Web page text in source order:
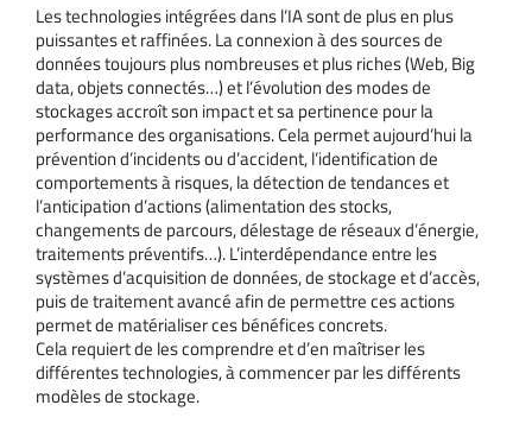
Les technologies intégrées dans l’IA sont de plus en plus
puissantes et raffinées. La connexion à des sources de
données toujours plus nombreuses et plus riches (Web, Big
data, objets connectés…) et l’évolution des modes de
stockages accroît son impact et sa pertinence pour la
performance des organisations. Cela permet aujourd’hui la
prévention d’incidents ou d’accident, l’identification de
comportements à risques, la détection de tendances et
l’anticipation d’actions (alimentation des stocks,
changements de parcours, délestage de réseaux d’énergie,
traitements préventifs…). L’interdépendance entre les
systèmes d’acquisition de données, de stockage et d’accès,
puis de traitement avancé afin de permettre ces actions
permet de matérialiser ces bénéfices concrets.
Cela requiert de les comprendre et d’en maîtriser les
différentes technologies, à commencer par les différents
modèles de stockage.